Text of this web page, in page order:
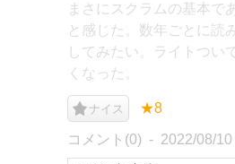
まさにスクラムの基本で
と感じた。数年ごとに読
してみたい。ライトつい
くなった。
ナイス ★8
コメント(0) 2022/08/10